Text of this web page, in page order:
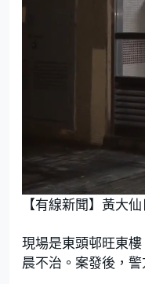
n
m
u
【有線新聞】黃大
現場是東頭邨旺東
晨不治。案發後，